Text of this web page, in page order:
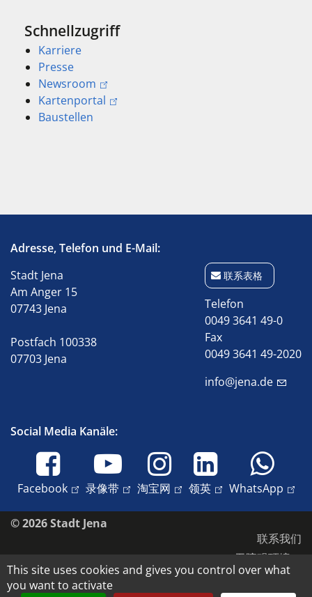
Schnellzugriff
Karriere
Presse
Newsroom
Kartenportal
Baustellen
Adresse, Telefon und E-Mail:
Stadt Jena
Am Anger 15
07743 Jena
Postfach 100338
07703 Jena
联系表格
Telefon
0049 3641 49-0
Fax
0049 3641 49-2020
info@jena.de
Social Media Kanäle:
Facebook 录像带 淘宝网 领英 WhatsApp
© 2026 Stadt Jena
联系我们
无障碍环境
数据保护
This site uses cookies and gives you control over what
you want to activate